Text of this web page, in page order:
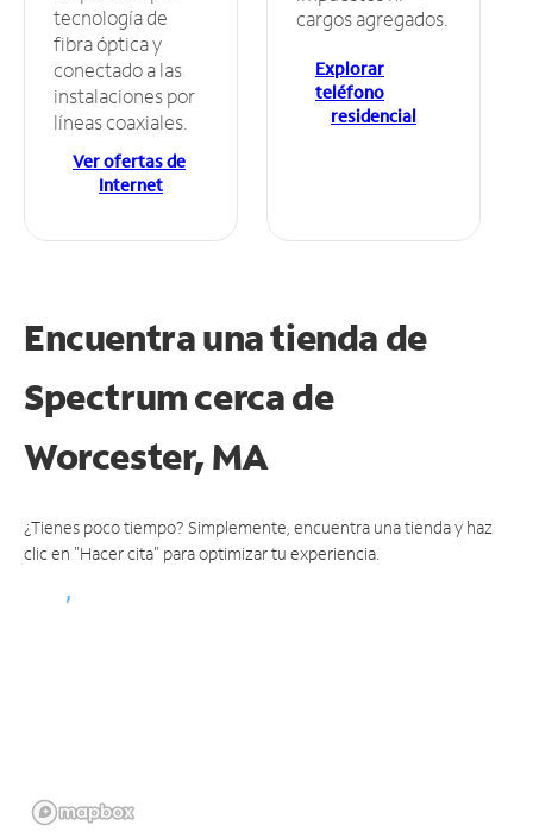
tecnología de
fibra óptica y
conectado a las
instalaciones por
líneas coaxiales.
Ver ofertas de
Internet
cargos agregados.
Explorar
teléfono
residencial
Encuentra una tienda de
Spectrumcerca de
Worcester, MA
¿Tienes poco tiempo? Simplemente, encuentra una tienda y haz
clic en "Hacer cita" para optimizar tu experiencia.